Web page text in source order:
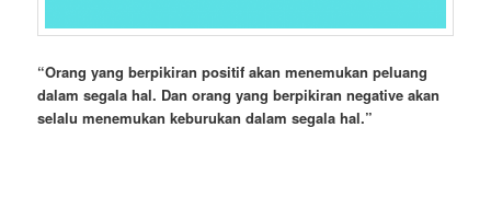
“Orang yang berpikiran positif akan menemukan peluang
dalam segala hal. Dan orang yang berpikiran negative akan
selalu menemukan keburukan dalam segala hal.”